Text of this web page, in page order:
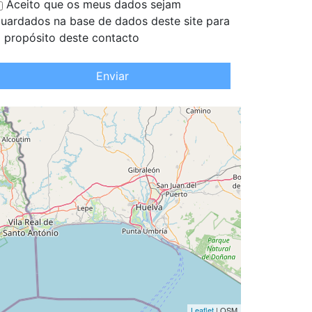
Aceito que os meus dados sejam
na base de dados deste site para
propósito deste contacto
Enviar